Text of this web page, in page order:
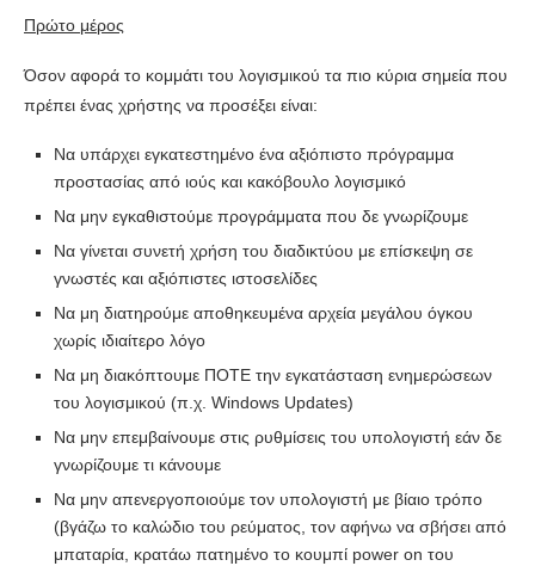
Πρώτο μέρος
Όσον αφορά το κομμάτι του λογισμικού τα πιο κύρια σημεία που
πρέπει ένας χρήστης να προσέξει είναι:
Να υπάρχει εγκατεστημένο ένα αξιόπιστο πρόγραμμα
προστασίας από ιούς και κακόβουλο λογισμικό
Να μην εγκαθιστούμε προγράμματα που δε γνωρίζουμε
Να γίνεται συνετή χρήση του διαδικτύου με επίσκεψη σε
γνωστές και αξιόπιστες ιστοσελίδες
Να μη διατηρούμε αποθηκευμένα αρχεία μεγάλου όγκου
χωρίς ιδιαίτερο λόγο
Να μη διακόπτουμε ΠΟΤΕ την εγκατάσταση ενημερώσεων
του λογισμικού (π.χ. Windows Updates)
Να μην επεμβαίνουμε στις ρυθμίσεις του υπολογιστή εάν δε
γνωρίζουμε τι κάνουμε
Να μην απενεργοποιούμε τον υπολογιστή με βίαιο τρόπο
(βγάζω το καλώδιο του ρεύματος, τον αφήνω να σβήσει από
μπαταρία, κρατάω πατημένο το κουμπί power on του